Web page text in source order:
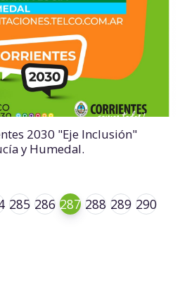
2030 "Eje Inclusión"
y Humedal.
285 286 287 288 289 290